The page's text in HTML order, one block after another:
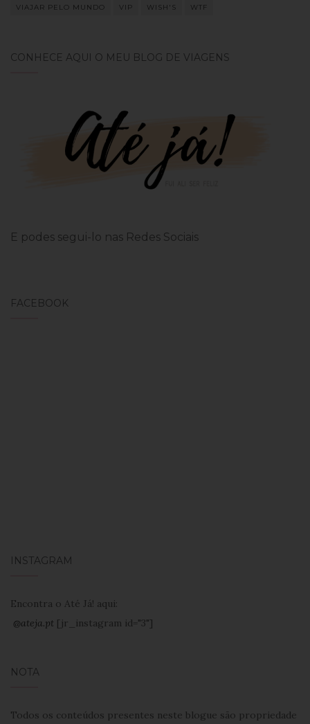
VIAJAR PELO MUNDO VIP WISH'S WTF
CONHECE AQUI O MEU BLOG DE VIAGENS
E podes segui-lo nas Redes Sociais
FACEBOOK
INSTAGRAM
Encontra o Até Já! aqui:
@ateja.pt [jr_instagram id="3"]
NOTA
Todos os conteúdos presentes neste blogue são propriedade